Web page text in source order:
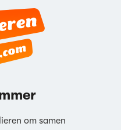
om samen